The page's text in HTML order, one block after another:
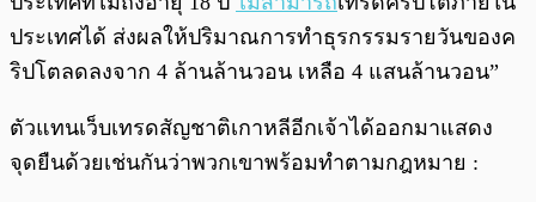
ประเทศได้ ส่งผลให้ปริมาณการทำธุรกรรมรายวันของค
ริปโตลดลงจาก 4 ล้านล้านวอน เหลือ 4 แสนล้านวอน”
ตัวแทนเว็บเทรดสัญชาติเกาหลีอีกเจ้าได้ออกมาแสดง
จุดยืนด้วยเช่นกันว่าพวกเขาพร้อมทำตามกฎหมาย :